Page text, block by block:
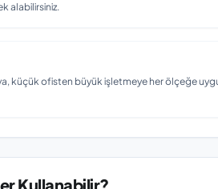
alabilirsiniz.
küçük ofisten büyük işletmeye her ölçeğe
Kullanabilir?